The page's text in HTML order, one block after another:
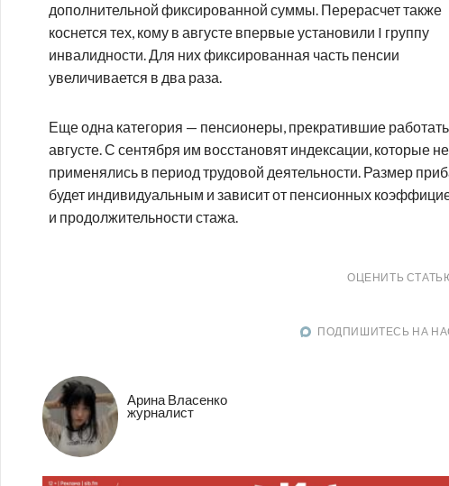
дополнительной фиксированной суммы. Перерасчет также
коснется тех, кому в августе впервые установили I группу
инвалидности. Для них фиксированная часть пенсии
увеличивается в два раза.
Еще одна категория — пенсионеры, прекратившие
августе. С сентября им восстановят индексации, которые не
применялись в период трудовой деятельности. Размер
будет индивидуальным и зависит от пенсионных
и продолжительности стажа.
ОЦЕНИТЬ
ПОДПИШИТЕСЬ НА
Арина Власенко
журналист